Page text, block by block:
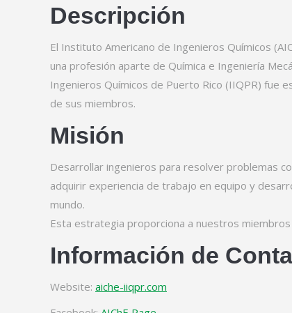
Descripción
El Instituto Americano de Ingenieros Químicos
una profesión aparte de Química e Ingeniería
Ingenieros Químicos de Puerto Rico (IIQPR) fue
de sus miembros.
Misión
Desarrollar ingenieros para resolver problemas
adquirir experiencia de trabajo en equipo y
mundo.
Esta estrategia proporciona a nuestros
Información de
Website: aiche-iiqpr.com